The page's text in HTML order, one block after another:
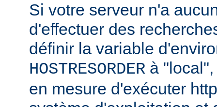
Si votre serveur n'a
d'effectuer des
définir la variable
HOSTRESORDER à
en mesure d'exécuter